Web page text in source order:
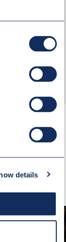
details